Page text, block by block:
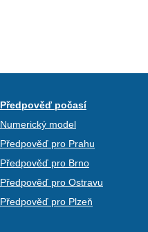
Předpověď počasí
Numerický model
Předpověď pro Prahu
Předpověď pro Brno
Předpověď pro Ostravu
Předpověď pro Plzeň